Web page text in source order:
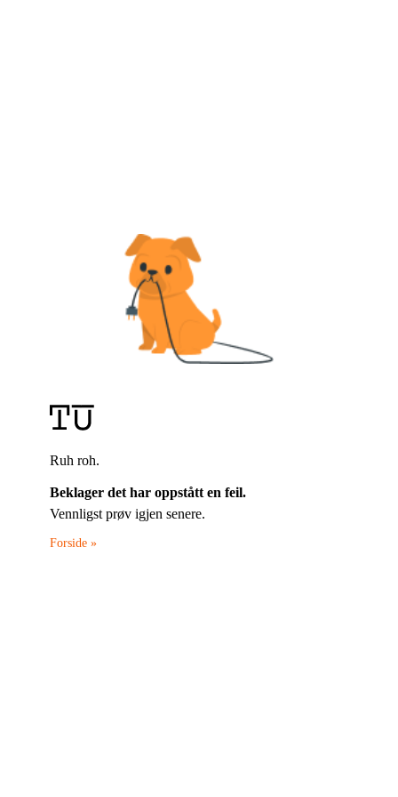
Ruh roh.
Beklager det har oppstått en feil.
Vennligst prøv igjen senere.
Forside »